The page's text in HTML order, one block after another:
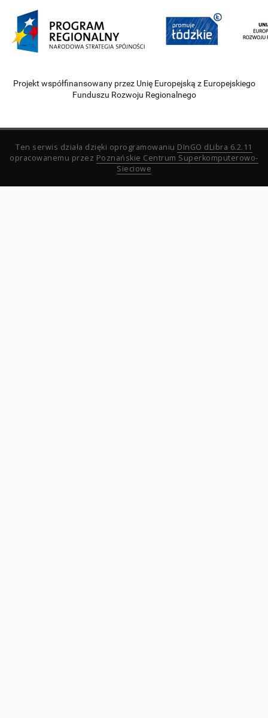
Projekt współfinansowany przez Unię Europejską z Europejskiego
Funduszu Rozwoju Regionalnego
Ten serwis działa dzięki oprogramowaniu DInGO dLibra 6.2.11
opracowanemu przez Poznańskie Centrum Superkomputerowo-
Sieciowe